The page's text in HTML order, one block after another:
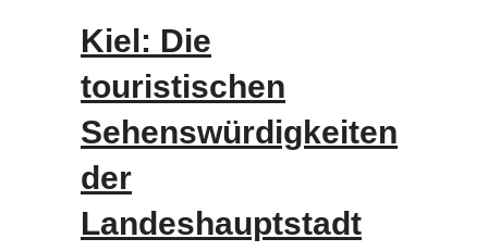
Kiel: Die
touristischen
Sehenswürdigkeiten
der
Landeshauptstadt